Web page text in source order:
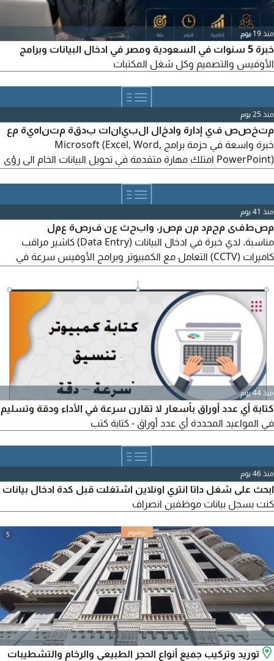
منذ 19 يوم
خبرة 5 سنوات في السعودية ومصر في ادخال البيانات وبرامج
الأوفيس والتصميم وكل شغل المكتبات
منذ 25 يوم
متخصص في إدارة وادخال البيانات بدقة متناهية مع
خبرة واسعة في حزمة برامج Microsoft (Excel, Word,
PowerPoint) امتلك مهارة متقدمة في تحويل البيانات الخام الى رؤى
عبر Microsoft Forms. ابحث عن فرصة عمل عن بعد للمساهمة في
تنظيم البيانات ودعم اتخاذ القرار بفعالية
منذ 41 يوم
مصطفى محمد من مصر، وابحث عن فرصة عمل
مناسبة. لدي خبرة في ادخال البيانات (Data Entry) كاشير مراقب
كاميرات (CCTV) التعامل مع الكمبيوتر وبرامج الأوفيس سرعة في
مناسبة أو يمكنكم ترشيحي، أ مرتب كويس وسكن
منذ 44 يوم
كتابة أي عدد أوراق بأسعار لا تقارن سرعة في الأداء ودقة وتسليم
في المواعيد المحددة أي عدد أوراق - كتابة كتب
منذ 46 يوم
ابحث على شغل داتا انتري اونلاين اشتغلت قبل كدة ادخال بيانات
كنت بسجل بيانات موظفين انصراف
5
توريد وتركيب جميع أنواع الحجر الطبيعي والرخام والتشطيبات